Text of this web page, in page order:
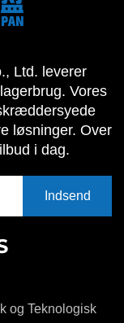
Ltd. leverer
Vores
løsninger. Over
i dag.
og Teknologisk